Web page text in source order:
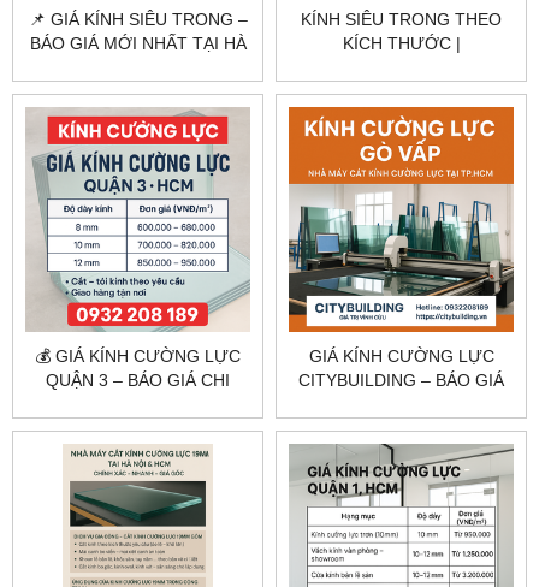
📌 GIÁ KÍNH SIÊU TRONG –
BÁO GIÁ MỚI NHẤT TẠI HÀ
KÍNH SIÊU TRONG THEO
KÍCH THƯỚC |
💰 GIÁ KÍNH CƯỜNG LỰC
QUẬN 3 – BÁO GIÁ CHI
GIÁ KÍNH CƯỜNG LỰC
CITYBUILDING – BÁO GIÁ
TẾ